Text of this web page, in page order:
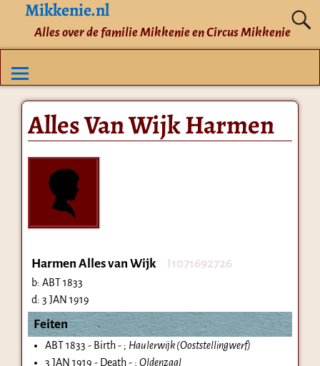
Mikkenie.nl
Alles over de familie Mikkenie en Circus Mikkenie
Alles Van Wijk Harmen
Harmen Alles van Wijk I1071692726
b: ABT 1833
d: 3 JAN 1919
Feiten
ABT 1833 - Birth - ; Haulerwijk (Ooststellingwerf)
3 JAN 1919 - Death - ; Oldenzaal